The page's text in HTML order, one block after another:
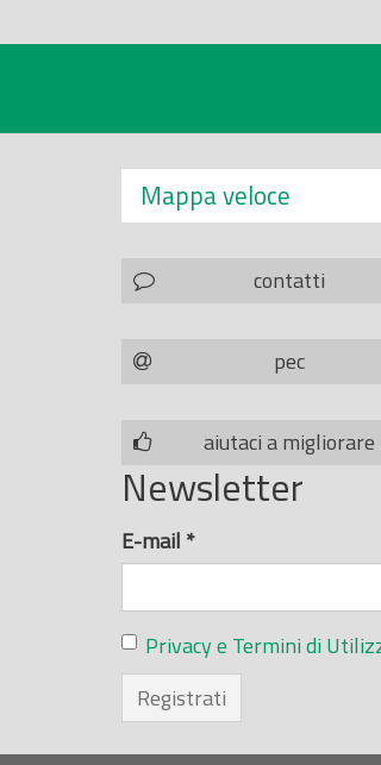
Mappa veloce
contatti
pec
aiutaci a migliorare
Newsletter
E-mail *
Privacy e Termini di
Registrati